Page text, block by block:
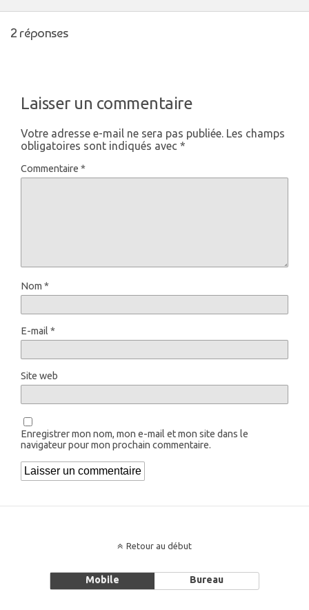
2 réponses
Laisser un commentaire
Votre adresse e-mail ne sera pas publiée. Les champs
obligatoires sont indiqués avec *
Commentaire *
Nom *
E-mail *
Site web
Enregistrer mon nom, mon e-mail et mon site dans le
navigateur pour mon prochain commentaire.
Retour au début
Mobile Bureau